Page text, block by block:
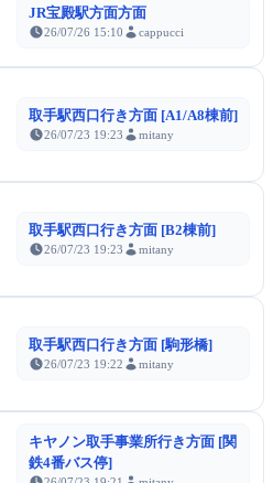
JR宝殿駅方面方面
26/07/26 15:10 cappucci
取手駅西口行き方面 [A1/A8棟前]
26/07/23 19:23 mitany
取手駅西口行き方面 [B2棟前]
26/07/23 19:23 mitany
取手駅西口行き方面 [駒形橋]
26/07/23 19:22 mitany
キヤノン取手事業所行き方面 [関
鉄4番バス停]